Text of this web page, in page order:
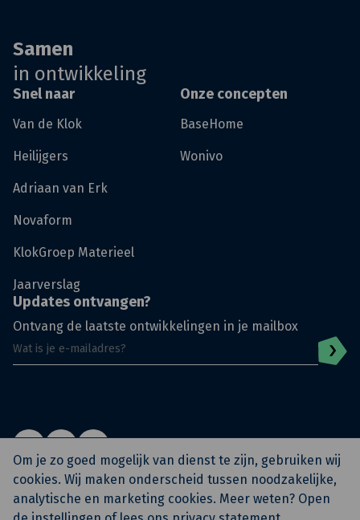
Samen
in ontwikkeling
Snel naar
Van de Klok
Heilijgers
Adriaan van Erk
Novaform
KlokGroep Materieel
Jaarverslag
Onze concepten
BaseHome
Wonivo
Updates ontvangen?
Ontvang de laatste ontwikkelingen in je mailbox
© KlokGroep Privacy Policy
Algemene voorwaarden
Om je zo goed mogelijk van dienst te zijn, gebruiken wij
cookies. Wij maken onderscheid tussen noodzakelijke,
analytische en marketing cookies. Meer weten? Open